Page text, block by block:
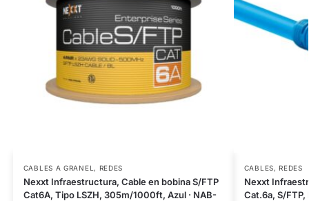
CABLES A GRANEL , REDES
Nexxt Infraestructura, Cable en bobina S/FTP
Cat6A, Tipo LSZH, 305m/1000ft, Azul · NAB-
CABLES,REDES
Nexxt
Cat.6a, S/FTP,